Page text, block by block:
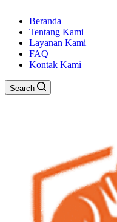
Beranda
Tentang Kami
Layanan Kami
FAQ
Kontak Kami
Search